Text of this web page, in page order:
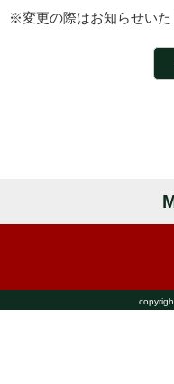
※変更の際はお知らせいた